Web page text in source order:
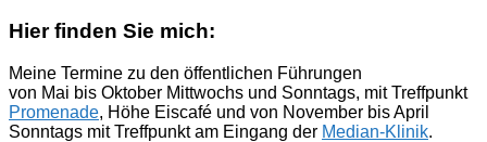
Hier finden Sie mich:
Meine Termine zu den öffentlichen Führungen
von Mai bis Oktober Mittwochs und Sonntags, mit Treffpunkt
Promenade, Höhe Eiscafé und von November bis April
Sonntags mit Treffpunkt am Eingang der Median-Klinik.